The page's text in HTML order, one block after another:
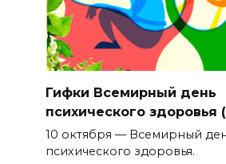
Гифки Всемирный день
психического здоровья
10 октября — Всемирный
психического здоровья.